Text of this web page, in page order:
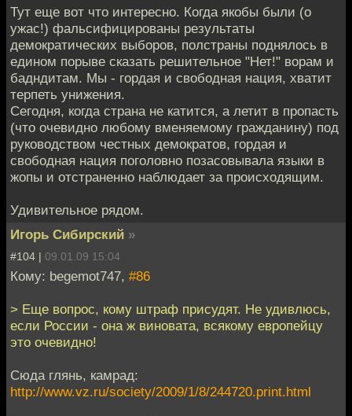
Тут еще вот что интересно. Когда якобы были (о
ужас!) фальсифицированы результаты
демократических выборов, полстраны поднялось в
едином порыве сказать решительное "Нет!" ворам и
бадндитам. Мы - гордая и свободная нация, хватит
терпеть унижения.
Сегодня, когда страна не катится, а летит в пропасть
(что очевидно любому вменяемому гражданину) под
руководством честных демократов, гордая и
свободная нация поголовно позасовывала языки в
жопы и отстраненно наблюдает за происходящим.
Удивительное рядом.
Игорь Сибирский »
#104 | 09.01.09 15:04
Кому: begemot747, #86
> Еще вопрос, кому штраф присудят. Не удивлюсь,
если России - она ж виновата, всякому европейцу
это очевидно!
Сюда глянь, камрад:
http://www.vz.ru/society/2009/1/8/244720.print.html